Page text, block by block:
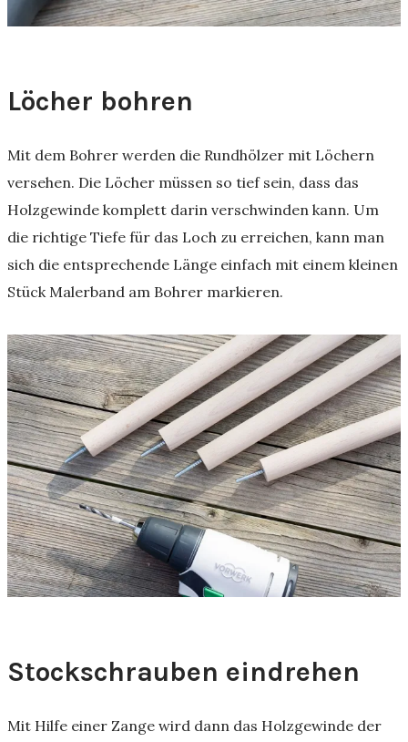
Löcher bohren
Mit dem Bohrer werden die Rundhölzer mit Löchern
versehen. Die Löcher müssen so tief sein, dass das
Holzgewinde komplett darin verschwinden kann. Um
die richtige Tiefe für das Loch zu erreichen, kann man
sich die entsprechende Länge einfach mit einem kleinen
Stück Malerband am Bohrer markieren.
Stockschrauben eindrehen
Mit Hilfe einer Zange wird dann das Holzgewinde der